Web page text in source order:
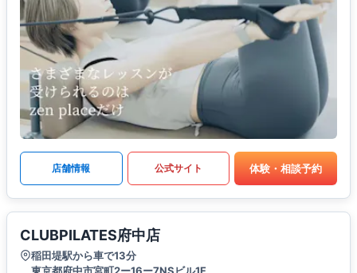
店舗情報 公式サイト 体験・相談予約
CLUBPILATES府中店
稲田堤駅から車で13分